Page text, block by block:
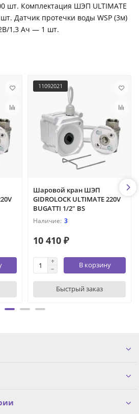
шт. Комплектация ШЭП ULTIMATE
Датчик протечки воды WSP (3м)
1,3 Ач — 1 шт.
11092021
Шаровой кран ШЭП
GIDROLOCK ULTIMATE 220V
BUGATTI 1/2" BS
3
10 410 ₽
В корзину
Быстрый заказ